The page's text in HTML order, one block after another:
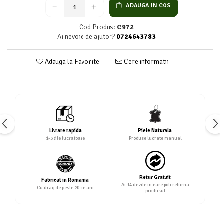
ADAUGA IN COS
Cod Produs: C972
Ai nevoie de ajutor? 0724643783
Adauga la Favorite Cere informatii
Livrare rapida
1-3 zile lucratoare
Piele Naturala
Produse lucrate manual
Fabricat in Romania
Cu drag de peste 20 de ani
Retur Gratuit
Ai 14 de zile in care poti returna
produsul